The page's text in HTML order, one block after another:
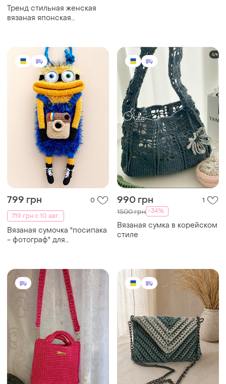
Тренд стильная женская
вязаная японская
799 грн
0
719 грн с 10 авг.
Вязаная сумочка "посипака
- фотограф" для
990 грн 1
1500 грн -34%
Вязаная сумка в корейском
стиле